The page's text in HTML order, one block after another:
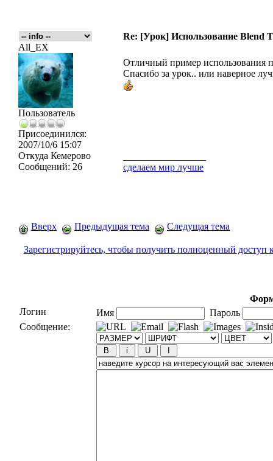
Re: [Урок] Использование Blend
All_EX
Пользователь
Присоединился:
2007/10/6 15:07
Откуда Кемерово
Сообщений: 26
Отличный пример использования
Спасибо за урок.. или наверное
сделаем мир лучше
Вверх Предыдущая тема Следущая тема
Зарегистрируйтесь, чтобы получить полноценный доступ
Логин
Имя
Пароль
Сообщение: